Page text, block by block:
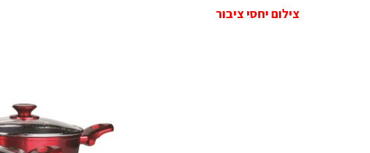
צילום יחסי ציבור